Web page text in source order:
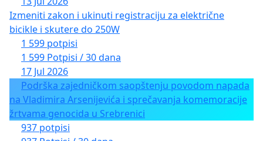
Izmeniti zakon i ukinuti registraciju za električne
bicikle i skutere do 250W
1 599 potpisi
1 599 Potpisi / 30 dana
17 Jul 2026
Podrška zajedničkom saopštenju povodom napada
na Vladimira Arsenijevića i sprečavanja komemoracije
žrtvama genocida u Srebrenici
937 potpisi